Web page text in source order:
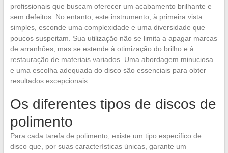
profissionais que buscam oferecer um acabamento brilhante e
sem defeitos. No entanto, este instrumento, à primeira vista
simples, esconde uma complexidade e uma diversidade que
poucos suspeitam. Sua utilização não se limita a apagar marcas
de arranhões, mas se estende à otimização do brilho e à
restauração de materiais variados. Uma abordagem minuciosa
e uma escolha adequada do disco são essenciais para obter
resultados excepcionais.
Os diferentes tipos de discos de
polimento
Para cada tarefa de polimento, existe um tipo específico de
disco que, por suas características únicas, garante um